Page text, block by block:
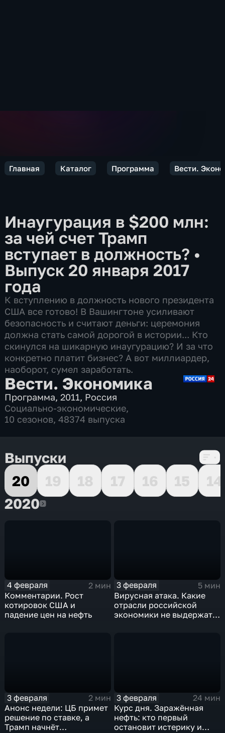
Главная Каталог Программа Вести.
Инаугурация в $200 млн:
за чей счет Трамп
вступает в должность? •
Выпуск 20 января 2017
года
К вступлению в должность нового президента
США все готово! В Вашингтоне усиливают
безопасность и считают деньги: церемония
должна стать самой дорогой в истории... Кто
скинулся на шикарную инаугурацию? И за что
конкретно платит бизнес? А вот миллиардер,
наоборот, сумел заработать.
Вести. Экономика
Программа,2011, Россия
Социально-экономические,
10 сезонов, 48374 выпуска
Выпуски
20
19 18 17 16 15
14
20202020
4 февраля
2 мин
Комментарии. Рост
котировок США и
падение цен на нефть
3 февраля
5 мин
Вирусная атака. Какие
отрасли российской
экономики не выдержат
3 февраля
2 мин
Анонс недели: ЦБ примет
решение по ставке, а
Трамп начнёт
3 февраля
24 мин
Курс дня. Заражённая
нефть: кто первый
остановит истерику и